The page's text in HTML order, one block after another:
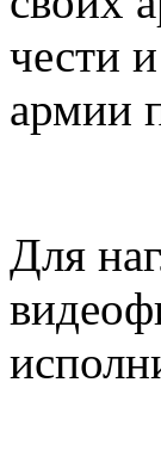
чести
армии
Для